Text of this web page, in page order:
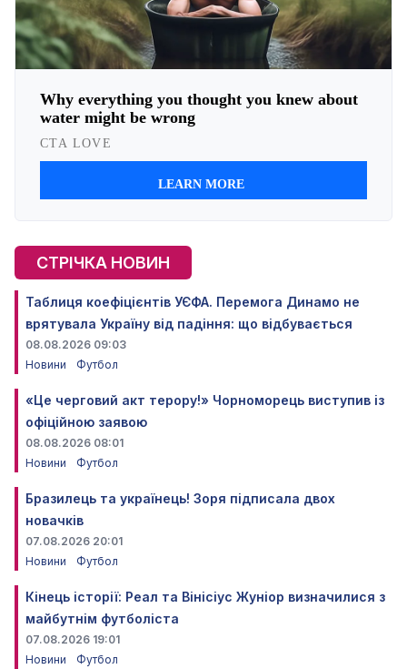
СТРІЧКА НОВИН
Таблиця коефіцієнтів УЄФА. Перемога Динамо не
врятувала Україну від падіння: що відбувається
08.08.2026 09:03
Новини
Футбол
«Це черговий акт терору!» Чорноморець виступив із
офіційною заявою
08.08.2026 08:01
Новини
Футбол
Бразилець та українець! Зоря підписала двох
новачків
07.08.2026 20:01
Новини
Футбол
Кінець історії: Реал та Вінісіус Жуніор визначилися з
майбутнім футболіста
07.08.2026 19:01
Новини
Футбол